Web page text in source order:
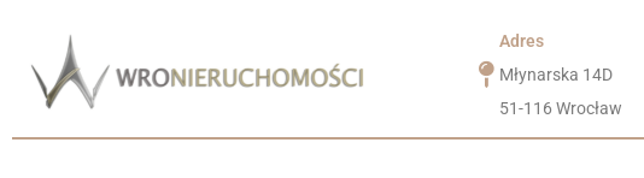
Adres
Młynarska 14D
51-116 Wrocław